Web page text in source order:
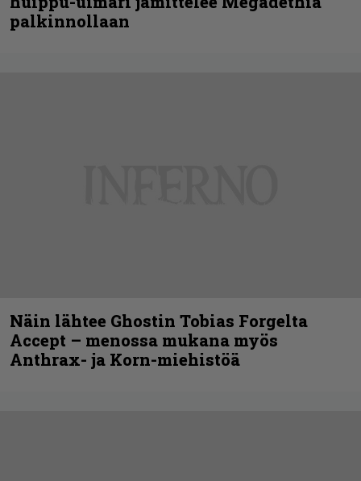
palkinnollaan
Näin lähtee Ghostin Tobias Forgelta
Accept – menossa mukana myös
Anthrax- ja Korn-miehistöä